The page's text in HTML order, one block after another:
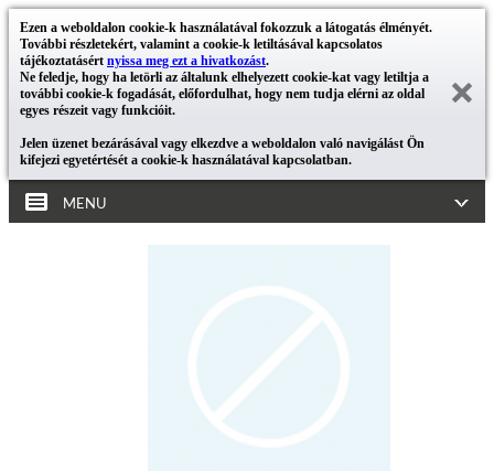
Ezen a weboldalon cookie-k használatával fokozzuk a látogatás élményét.
További részletekért, valamint a cookie-k letiltásával kapcsolatos
tájékoztatásért nyissa meg ezt a hivatkozást.
Ne feledje, hogy ha letörli az általunk elhelyezett cookie-kat vagy letiltja a
további cookie-k fogadását, előfordulhat, hogy nem tudja elérni az oldal
egyes részeit vagy funkcióit.
Jelen üzenet bezárásával vagy elkezdve a weboldalon való navigálást Ön
kifejezi egyetértését a cookie-k használatával kapcsolatban.
MENU